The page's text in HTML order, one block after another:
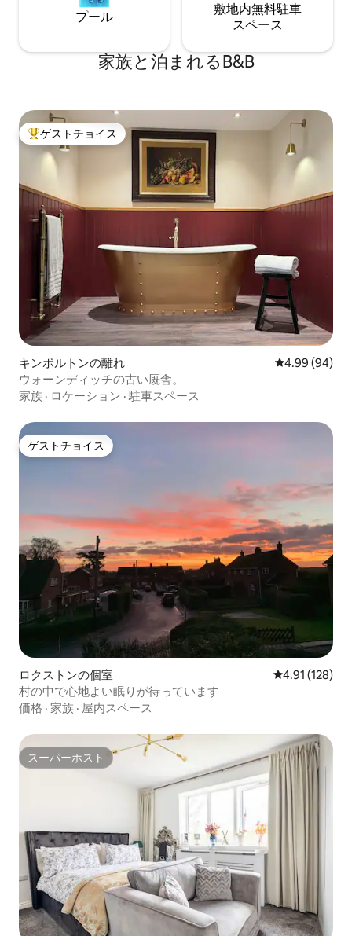
プール
敷地内無料駐⁠車
ス⁠ペ⁠ー⁠ス
家族と泊まれるB&B
大好評のゲストチョイスです。
ゲストチョイス
キンボルトンの離れ レビュー94件
4.99 (94)
ウォーンディッチの古い厩舎。
家族 · ロケーション ·駐車スペース
ゲストチョイス
ゲストチョイス
ロクストンの個室 レビュー128
4.91 (128)
村の中で心地よい眠りが待っています
価格 · 家族 · 屋内スペース
スーパーホスト
スーパーホスト